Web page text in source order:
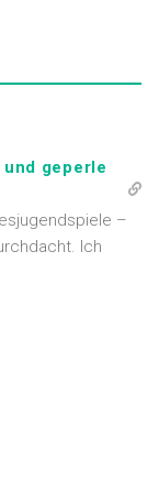
geperle
–
Ich